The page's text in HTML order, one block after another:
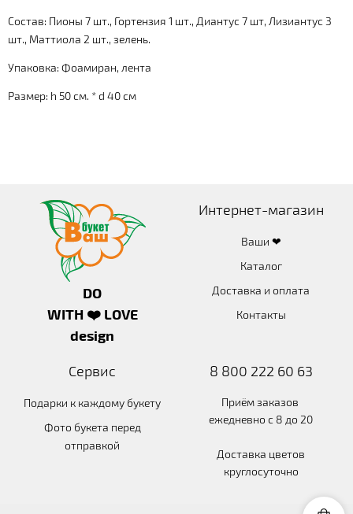
Состав: Пионы 7 шт., Гортензия 1 шт., Диантус 7 шт, Лизиантус 3
шт., Маттиола 2 шт., зелень.
Упаковка: Фоамиран, лента
Размер: h 50 см. * d 40 см
DO
WITH ❤️ LOVE
design
Интернет-магазин
Ваши ❤
Каталог
Доставка и оплата
Контакты
Сервис
Подарки к каждому букету
Фото букета перед
отправкой
8 800 222 60 63
Приём заказов
ежедневно с 8 до 20
Доставка цветов
круглосуточно